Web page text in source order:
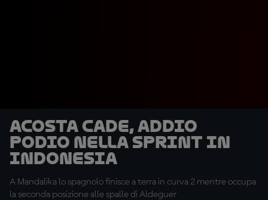
Acosta cade, addio
podio nella Sprint in
Indonesia
A Mandalika lo spagnolo finisce a terra in curva 2 mentre occupa
la seconda posizione alle spalle di Aldeguer